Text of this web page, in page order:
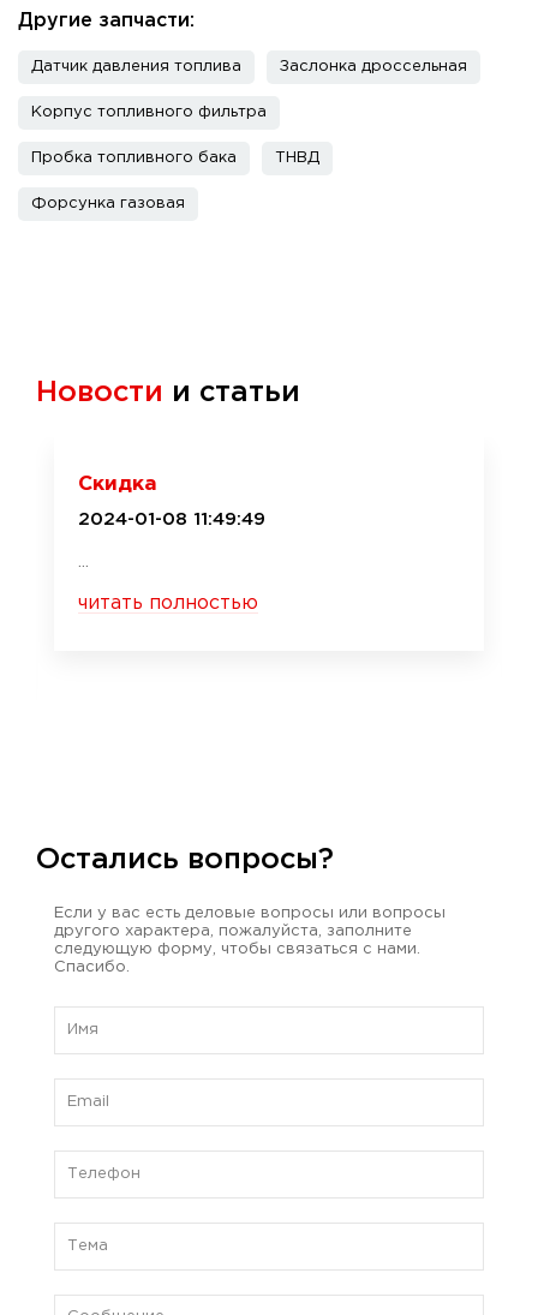
Другие запчасти:
Датчик давления топлива Заслонка дроссельная
Корпус топливного фильтра
Пробка топливного бака ТНВД
Форсунка газовая
Новости и статьи
Скидка
2024-01-08 11:49:49
читать полностью
Остались вопросы?
Если у вас есть деловые вопросы или вопросы
другого характера, пожалуйста, заполните
следующую форму, чтобы связаться с нами.
Спасибо.